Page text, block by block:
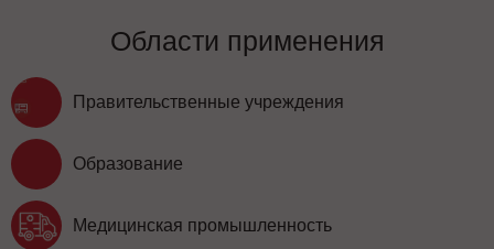
Области применения
Правительственные учреждения
Образование
Медицинская промышленность